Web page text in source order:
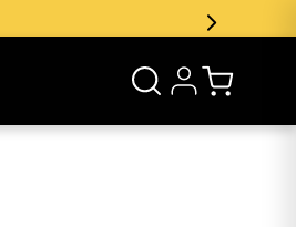
e ganhe 5% de